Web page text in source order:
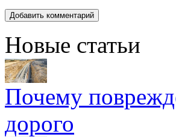
Новые статьи
Почему
дорого